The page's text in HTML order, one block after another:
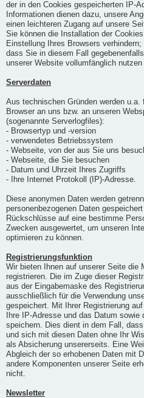
der in den Cookies gespeicherten IP-
Informationen dienen dazu, unsere
einen leichteren Zugang auf unsere
Sie können die Installation der
Einstellung Ihres Browsers
dass Sie in diesem Fall
unserer Website vollumfänglich nutzen
Serverdaten
Aus technischen Gründen werden
Browser an uns bzw. an unseren
(sogenannte Serverlogfiles):
- Browsertyp und -version
- verwendetes Betriebssystem
- Webseite, von der aus Sie uns
- Webseite, die Sie besuchen
- Datum und Uhrzeit Ihres Zugriffs
- Ihre Internet Protokoll (IP)-Adresse.
Diese anonymen Daten werden
personenbezogenen Daten
Rückschlüsse auf eine bestimme
Zwecken ausgewertet, um unseren
optimieren zu können.
Registrierungsfunktion
Wir bieten Ihnen auf unserer Seite die
registrieren. Die im Zuge dieser
aus der Eingabemaske des
ausschließlich für die Verwendung
gespeichert. Mit Ihrer Registrierung
Ihre IP-Adresse und das Datum
speichern. Dies dient in dem Fall,
und sich mit diesen Daten ohne Ihr
als Absicherung unsererseits. Eine
Abgleich der so erhobenen Daten mit
andere Komponenten unserer Seite
nicht.
Newsletter